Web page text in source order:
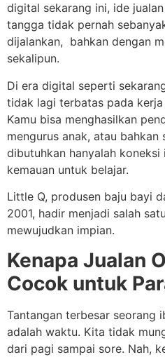
digital sekarang ini, ide
tangga tidak pernah
dijalankan, bahkan dengan
sekalipun.
Di era digital seperti
tidak lagi terbatas pada
Kamu bisa menghasilkan
mengurus anak, atau bahkan
dibutuhkan hanyalah
kemauan untuk belajar.
Little Q, produsen baju bayi
2001, hadir menjadi salah
mewujudkan impian.
Kenapa Jualan
Cocok untuk
Tantangan terbesar seorang
adalah waktu. Kita tidak
dari pagi sampai sore. Nah,